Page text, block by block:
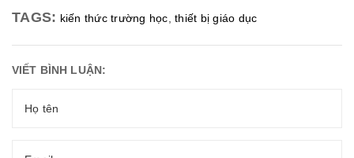
TAGS: kiến thức trường học thiết bị giáo dục
VIẾT BÌNH LUẬN: